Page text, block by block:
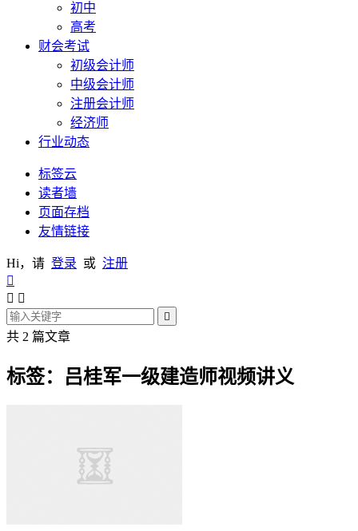
初中
高考
财会考试
初级会计师
中级会计师
注册会计师
经济师
行业动态
标签云
读者墙
页面存档
友情链接
Hi，请 登录 或 注册

 

共 2 篇文章
标签：吕桂军一级建造师视频讲义